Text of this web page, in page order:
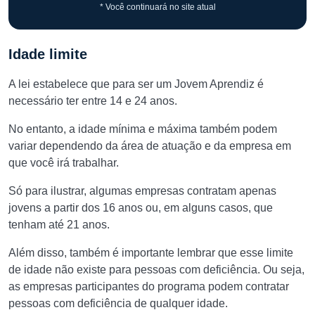
* Você continuará no site atual
Idade limite
A lei estabelece que para ser um Jovem Aprendiz é
necessário ter entre 14 e 24 anos.
No entanto, a idade mínima e máxima também podem
variar dependendo da área de atuação e da empresa em
que você irá trabalhar.
Só para ilustrar, algumas empresas contratam apenas
jovens a partir dos 16 anos ou, em alguns casos, que
tenham até 21 anos.
Além disso, também é importante lembrar que esse limite
de idade não existe para pessoas com deficiência. Ou seja,
as empresas participantes do programa podem contratar
pessoas com deficiência de qualquer idade.